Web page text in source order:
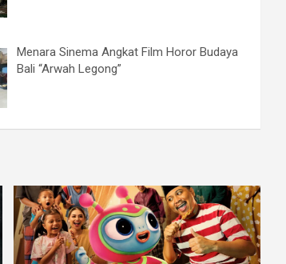
Menara Sinema Angkat Film Horor Budaya
Bali “Arwah Legong”